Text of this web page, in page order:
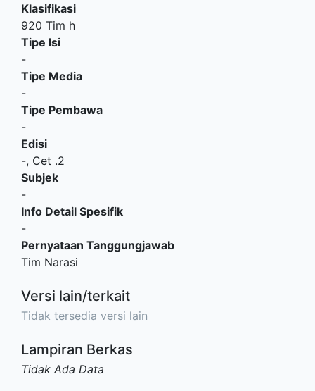
Klasifikasi
920 Tim h
Tipe Isi
-
Tipe Media
-
Tipe Pembawa
-
Edisi
-, Cet .2
Subjek
-
Info Detail Spesifik
-
Pernyataan Tanggungjawab
Tim Narasi
Versi lain/terkait
Tidak tersedia versi lain
Lampiran Berkas
Tidak Ada Data